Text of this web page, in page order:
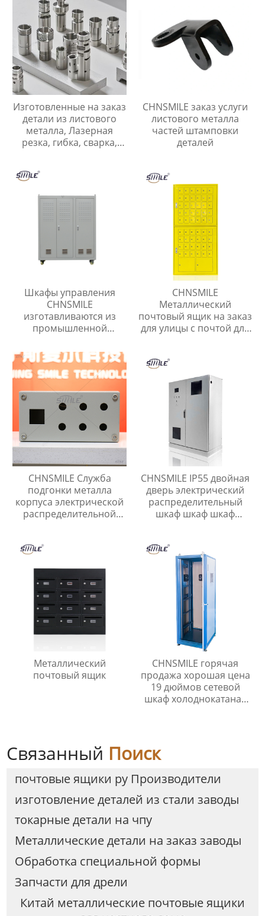
Изготовленные на заказ
детали из листового
металла, Лазерная
резка, гибка, сварка,
углеродистой стали
CHNSMILE заказ услуги
листового металла
частей штамповки
деталей
Шкафы управления
CHNSMILE
изготавливаются из
промышленной
алюминиевых сплавов
и нержавеющей стали.
CHNSMILE
Металлический
почтовый ящик на заказ
для улицы с почтой для
CHNSMILE Служба
подгонки металла
корпуса электрической
распределительной
CHNSMILE IP55 двойная
дверь электрический
распределительный
шкаф шкаф шкаф
металлические шкаф
питания
Металлический
почтовый ящик
CHNSMILE горячая
продажа хорошая цена
19 дюймов сетевой
шкаф холоднокатаная
Связанный Поиск
почтовые ящики ру Производители
изготовление деталей из стали заводы
токарные детали на чпу
Металлические детали на заказ заводы
Обработка специальной формы
Запчасти для дрели
Китай металлические почтовые ящики